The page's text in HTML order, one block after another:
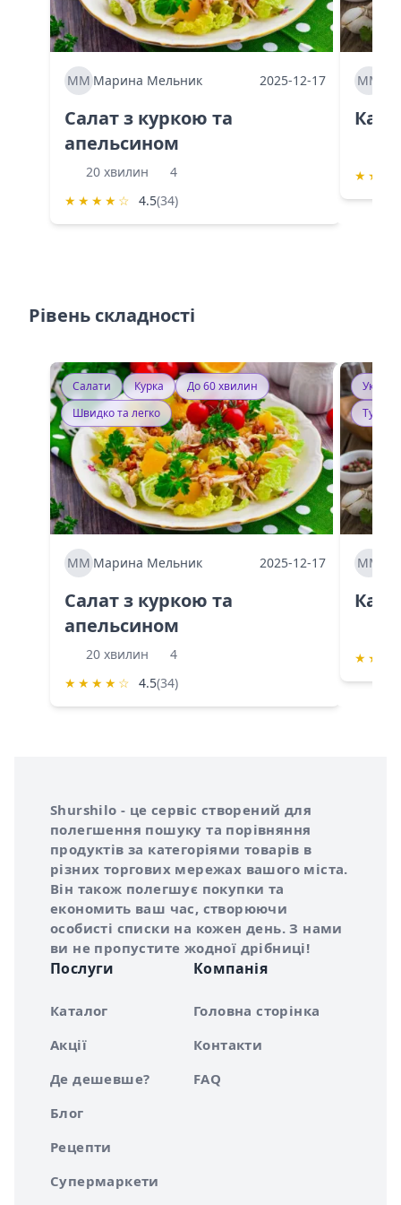
ММ Марина Мельник 2025-12-17
Салат з куркою та
апельсином
20 хвилин
4
★ ★ ★ ★ ☆ 4.5(34)
ММ
★ ★
Рівень складності
Салати Курка
До 60 хвилин
Швидко та легко
ММ Марина Мельник 2025-12-17
Салат з куркою та
апельсином
20 хвилин
4
★ ★ ★ ★ ☆ 4.5(34)
ММ
★ ★
Про сервіс Shurshilo
Shurshilo - це сервіс створений для
полегшення пошуку та порівняння
продуктів за категоріями товарів в
різних торгових мережах вашого міста.
Він також полегшує покупки та
економить ваш час, створюючи
особисті списки на кожен день. З нами
ви не пропустите жодної дрібниці!
Послуги
Каталог
Акції
Де дешевше?
Блог
Рецепти
Супермаркети
Компанія
Головна сторінка
Контакти
FAQ